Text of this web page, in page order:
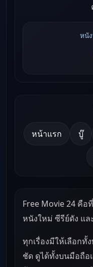
หนั
หน้าแรก บู๊
Free Movie 24 คือ
หนังใหม่ ซีรีย์ดัง แล
ทุกเรื่องมีให้เลือกทั้
ชัด ดูได้ทั้งบนมือถื